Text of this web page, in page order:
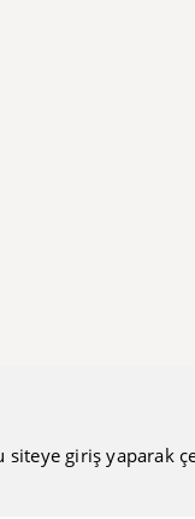
giriş yaparak